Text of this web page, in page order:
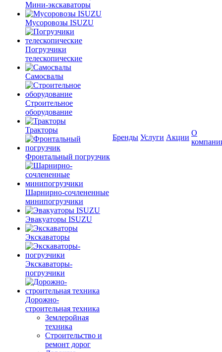
Мини-экскаваторы
Мусоровозы ISUZU
Погрузчики
телескопические
Самосвалы
Строительное
оборудование
Тракторы
Фронтальный погрузчик
Шарнирно-сочлененные
минипогрузчики
Эвакуаторы ISUZU
Экскаваторы
Экскаваторы-
погрузчики
Дорожно-
строительная техника
Землеройная
техника
Строительство и
ремонт дорог
Бренды Услуги Акции
О